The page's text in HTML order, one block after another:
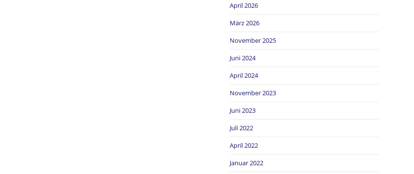
April 2026
März 2026
November 2025
Juni 2024
April 2024
November 2023
Juni 2023
Juli 2022
April 2022
Januar 2022